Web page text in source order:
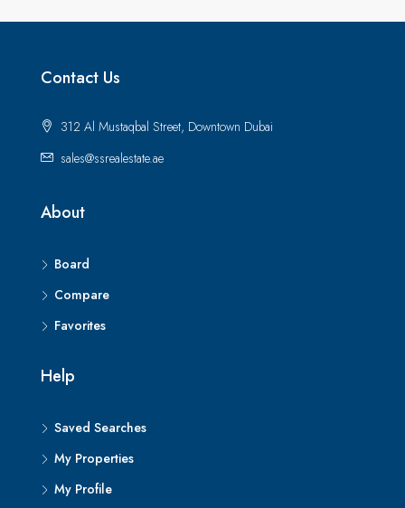
Contact Us
312 Al Mustaqbal Street, Downtown Dubai
sales@ssrealestate.ae
About
Board
Compare
Favorites
Help
Saved Searches
My Properties
My Profile